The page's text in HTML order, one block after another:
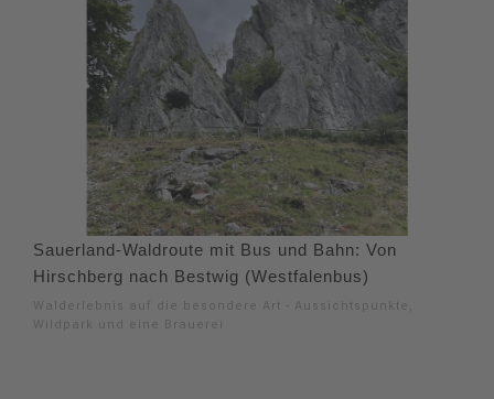
Sauerland-Waldroute mit Bus und Bahn: Von
Hirschberg nach Bestwig (Westfalenbus)
Walderlebnis auf die besondere Art - Aussichtspunkte,
Wildpark und eine Brauerei